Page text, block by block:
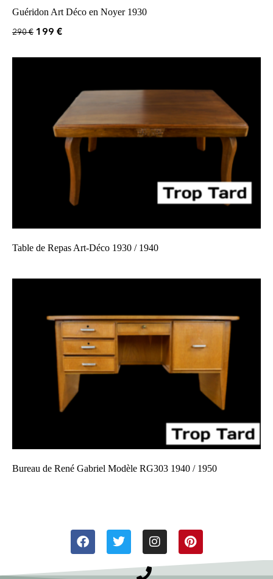
Guéridon Art Déco en Noyer 1930
290€ 199 €
Table de Repas Art-Déco 1930 / 1940
Bureau de René Gabriel Modèle RG303 1940 / 1950